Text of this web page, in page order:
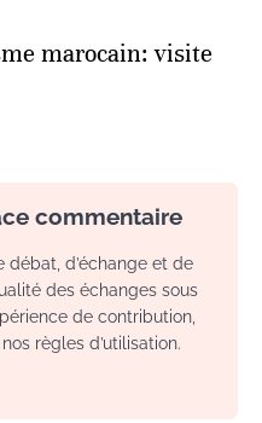
marocain: visite
commentaire
débat, d’échange et de
des échanges sous
de contribution,
règles d’utilisation.